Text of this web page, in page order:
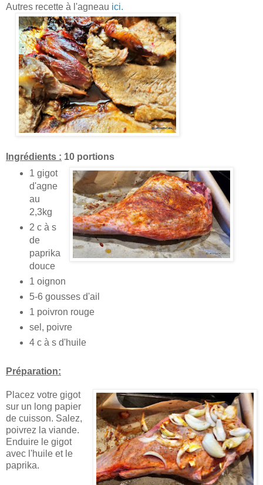
Autres recette à l'agneau ici.
Ingrédients : 10 portions
1 gigot
d'agne
au
2,3kg
2 c à s
de
paprika
douce
1 oignon
5-6 gousses d'ail
1 poivron rouge
sel, poivre
4 c à s d'huile
Préparation:
Placez votre gigot
sur un long papier
de cuisson. Salez,
poivrez la viande.
Enduire le gigot
avec l'huile et le
paprika.